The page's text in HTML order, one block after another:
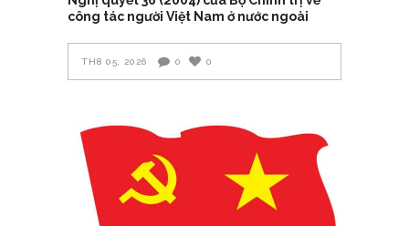
công tác người Việt Nam ở nước ngoài
TH8 05, 2026 0 0